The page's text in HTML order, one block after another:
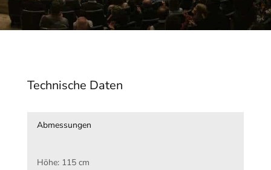
Technische Daten
Abmessungen
Höhe: 115 cm